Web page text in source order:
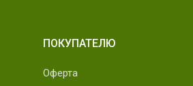
ПОКУПАТЕЛЮ
Оферта